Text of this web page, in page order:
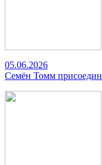
05.06.2026
Семён Томм